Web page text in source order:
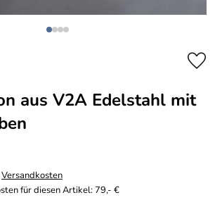
aus V2A Edelstahl mit
Versandkosten
für diesen Artikel: 79,- €